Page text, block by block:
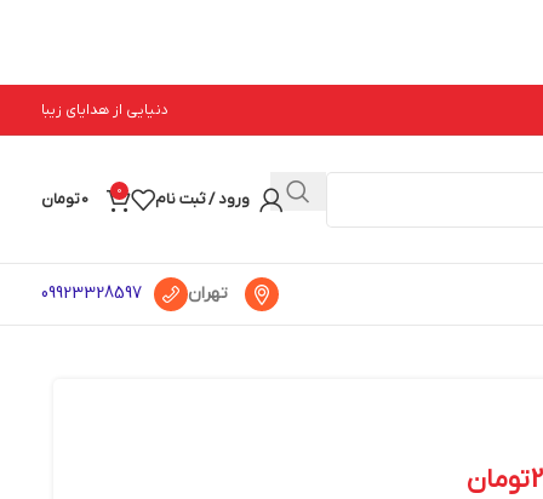
دنیایی از هدایای زیبا
ورود / ثبت نام 0
0تومان
تهران 09923328597
تومان